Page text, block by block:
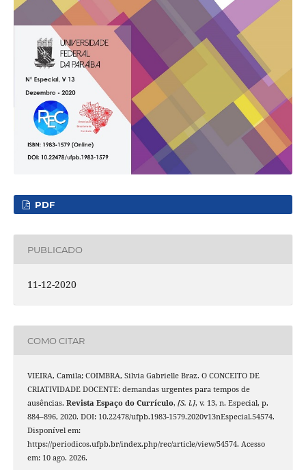
PDF
PUBLICADO
11-12-2020
COMO CITAR
VIEIRA, Camila; COIMBRA, Silvia Gabrielle Braz. O CONCEITO DE
CRIATIVIDADE DOCENTE: demandas urgentes para tempos de
ausências. Revista Espaço do Currículo, [S. l.], v. 13, n. Especial, p.
884–896, 2020. DOI: 10.22478/ufpb.1983-1579.2020v13nEspecial.54574.
Disponível em:
https://periodicos.ufpb.br/index.php/rec/article/view/54574. Acesso
em: 10 ago. 2026.